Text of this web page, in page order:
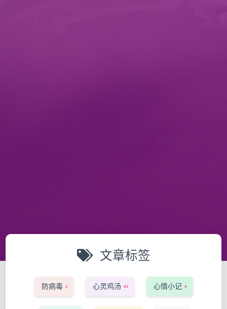
文章标签
防病毒 2 心灵鸡汤 45 心情小记 4